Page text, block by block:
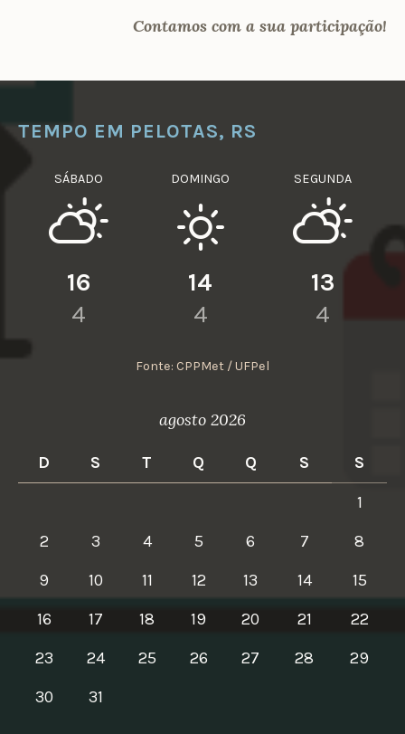
Contamos com a sua participação!
TEMPO EM PELOTAS, RS
SÁBADO
16
4
DOMINGO
14
4
SEGUNDA
13
4
Fonte: CPPMet / UFPel
agosto 2026
D S T Q Q S
S
1
2
3 4 5 6 7
8
9
10 11 12 13 14
15
16
17 18 19 20 21
22
23
24 25 26 27 28
29
30
31